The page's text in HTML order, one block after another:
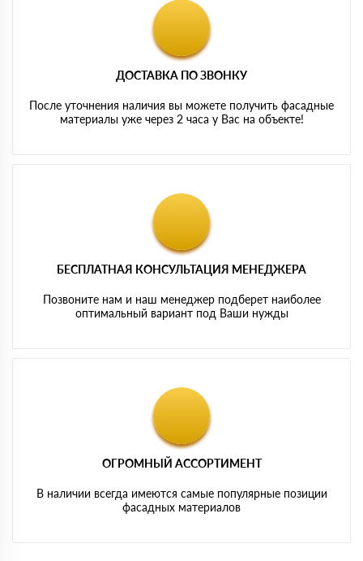
ДОСТАВКА ПО ЗВОНКУ
После уточнения наличия вы можете получить фасадные
материалы уже через 2 часа у Вас на объекте!
БЕСПЛАТНАЯ КОНСУЛЬТАЦИЯ МЕНЕДЖЕРА
Позвоните нам и наш менеджер подберет наиболее
оптимальный вариант под Ваши нужды
ОГРОМНЫЙ АССОРТИМЕНТ
В наличии всегда имеются самые популярные позиции
фасадных материалов